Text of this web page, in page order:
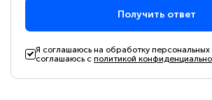
Получить ответ
Я соглашаюсь на обработку персональных
соглашаюсь сполитикой